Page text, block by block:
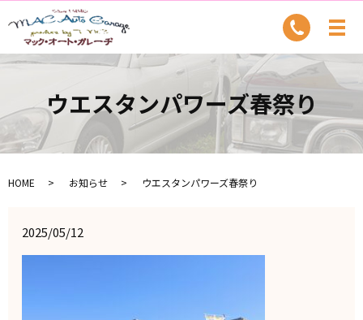
ウエスタンパワーズ春祭り
HOME お知らせ ウエスタンパワーズ春祭り
2025/05/12